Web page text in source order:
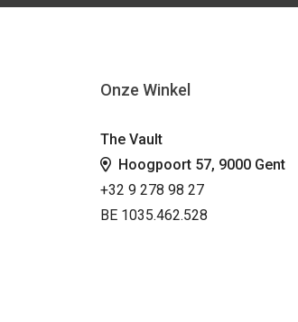
Onze Winkel
The Vault
Hoogpoort 57, 9000 Gent
+32 9 278 98 27
BE 1035.462.528